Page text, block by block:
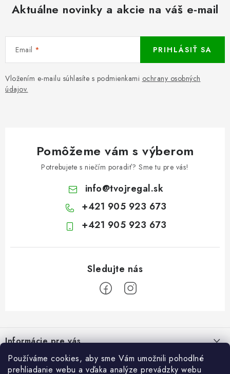
Používáme cookies, aby sme Vám umožnili pohodlné
prehliadanie webu a vďaka analýze prevádzky webu
Aktuálne novinky a akcie na váš e-mail
Email
Vložením e-mailu súhlasíte s podmienkami ochrany osobných
údajov.
PRIHLÁSIŤ SA
Pomôžeme vám s výberom
Potrebujete s niečím poradiť? Sme tu pre vás!
info@tvojregal.sk
+421 905 923 673
+421 905 923 673
pInformácie pre vás
Kontakt
Blogy